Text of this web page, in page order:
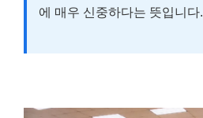
에 매우 신중하다는 뜻입니다.